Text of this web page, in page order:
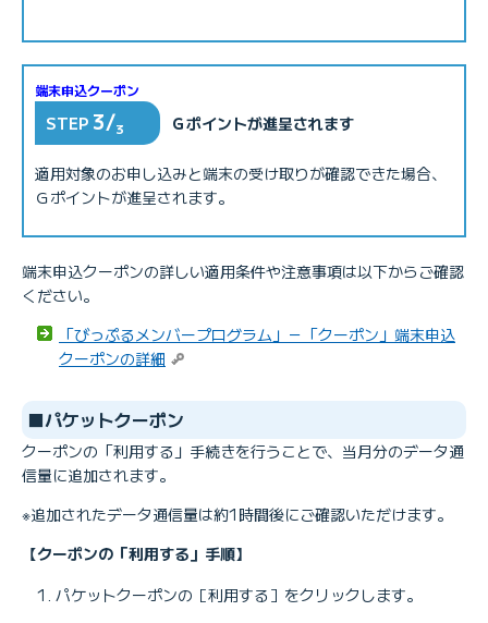
端末申込クーポン
STEP 3/3 Ｇポイントが進呈されます
適用対象のお申し込みと端末の受け取りが確認できた場合、
Ｇポイントが進呈されます。
端末申込クーポンの詳しい適用条件や注意事項は以下からご確認
ください。
「びっぷるメンバープログラム」－「クーポン」端末申込
クーポンの詳細
■パケットクーポン
クーポンの「利用する」手続きを行うことで、当月分のデータ通
信量に追加されます。
※追加されたデータ通信量は約1時間後にご確認いただけます。
【クーポンの「利用する」手順】
パケットクーポンの［利用する］をクリックします。